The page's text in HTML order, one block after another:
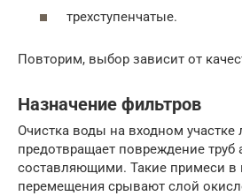
трехступенчатые.
Повторим, выбор зависит от
Назначение фильтров
Очистка воды на входном
предотвращает повреждение
составляющими. Такие примеси в
перемещения срывают слой